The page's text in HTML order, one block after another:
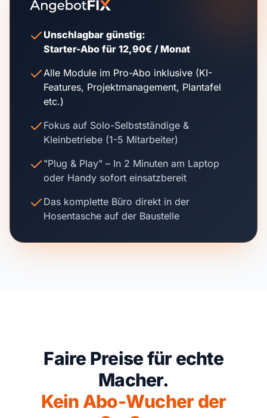
Unschlagbar günstig:
Starter-Abo für 12,90€ / Monat
Alle Module im Pro-Abo inklusive (KI-
Features, Projektmanagement, Plantafel
etc.)
Fokus auf Solo-Selbstständige &
Kleinbetriebe (1-5 Mitarbeiter)
"Plug & Play" – In 2 Minuten am Laptop
oder Handy sofort einsatzbereit
Das komplette Büro direkt in der
Hosentasche auf der Baustelle
Faire Preise für echte
Macher.
Kein Abo-Wucher der